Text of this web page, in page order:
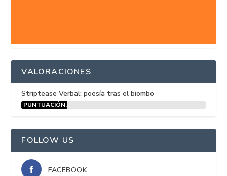
VALORACIONES
Striptease Verbal: poesía tras el biombo
PUNTUACIÓN:
FOLLOW US
FACEBOOK